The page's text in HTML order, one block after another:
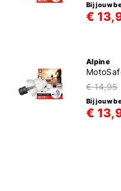
Bij jouw
€
Alpine
€ 14,95
Bij jouw
€